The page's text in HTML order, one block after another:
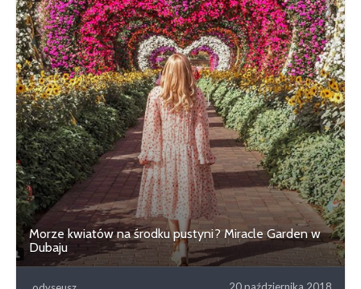
Morze kwiatów na środku pustyni? Miracle Garden w
Dubaju